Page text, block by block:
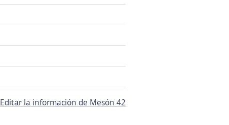
Editar la información de Mesón 42